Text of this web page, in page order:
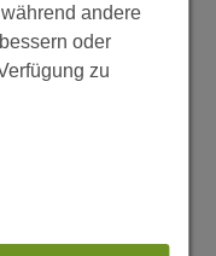
andere
oder
zu